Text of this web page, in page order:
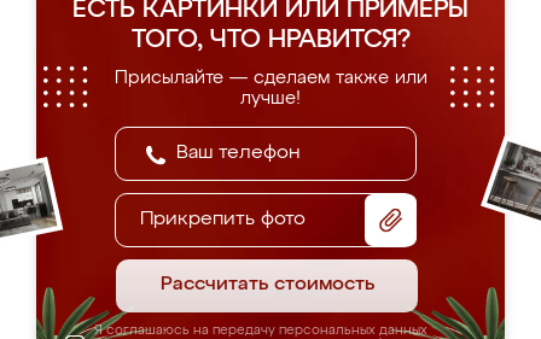
ЕСТЬ КАРТИНКИ ИЛИ ПРИМЕРЫ
ТОГО, ЧТО НРАВИТСЯ?
Присылайте — сделаем также или
лучше!
Прикрепить фото
Рассчитать стоимость
Я соглашаюсь на передачу персональных данных